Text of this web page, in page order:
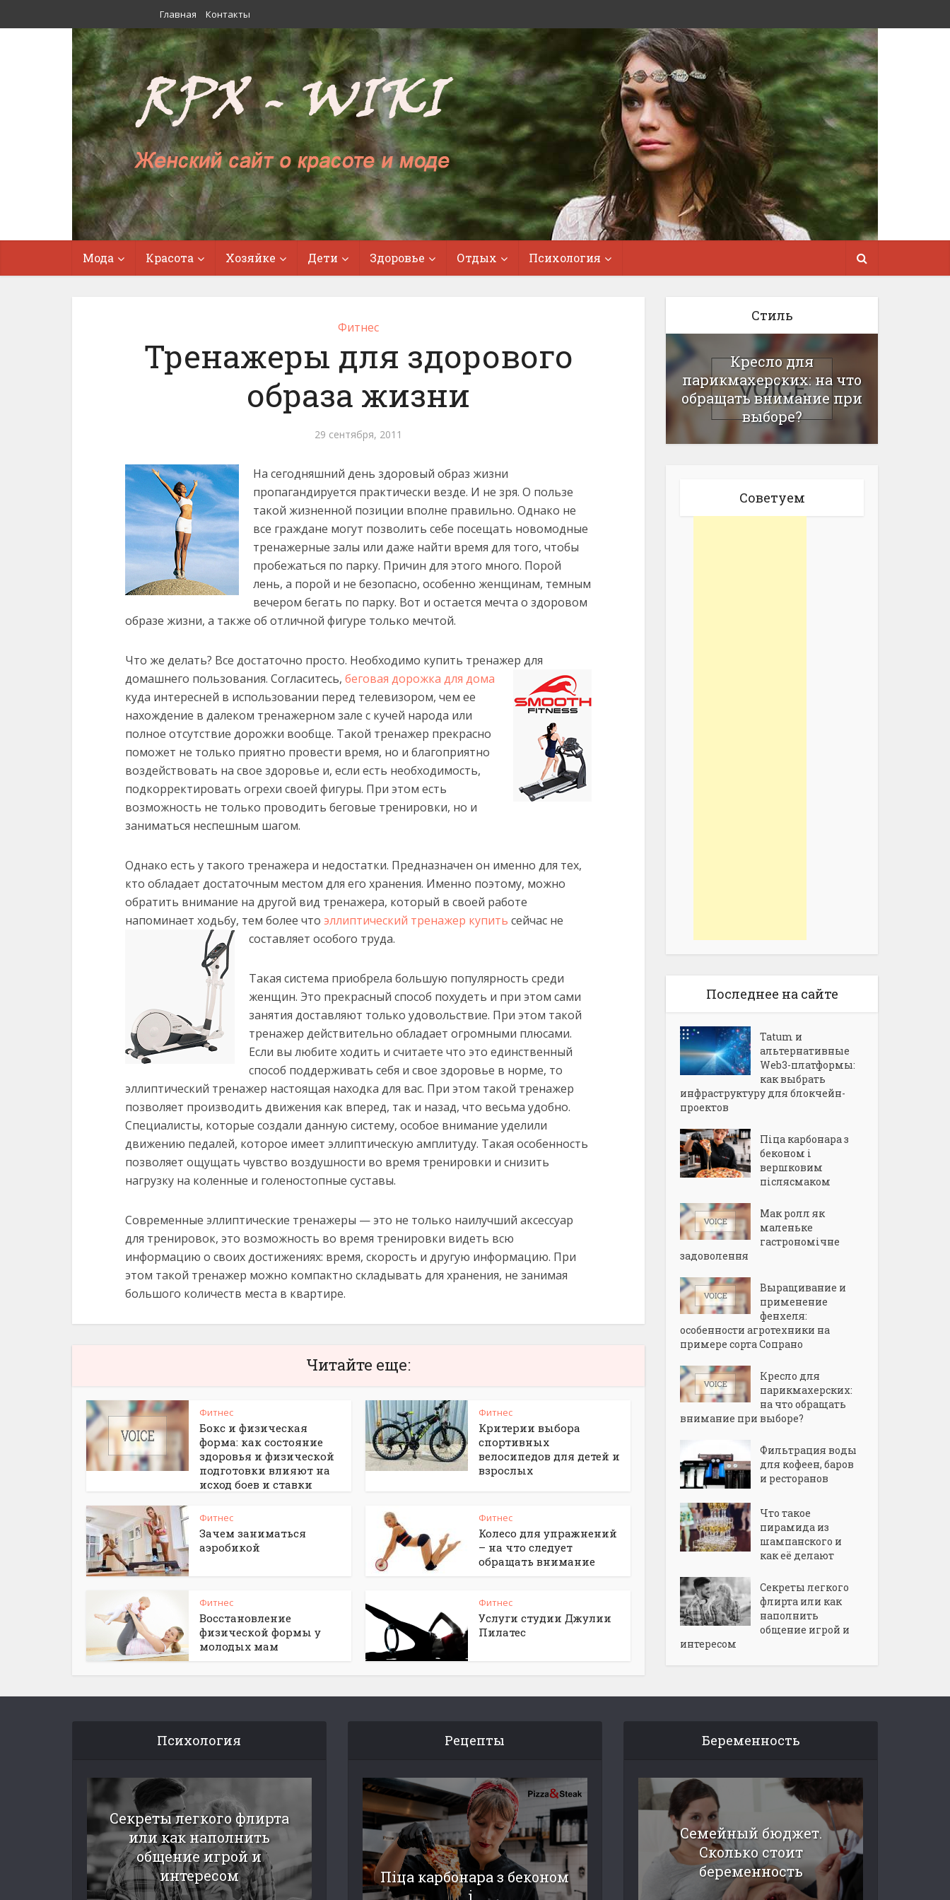
Главная Контакты
Мода Красота Хозяйке Дети Здоровье Отдых Психология
Фитнес
Тренажеры для здорового
образа жизни
29 сентября, 2011
На сегодняшний день здоровый образ жизни
пропагандируется практически везде. И не зря. О пользе
такой жизненной позиции вполне правильно. Однако не
все граждане могут позволить себе посещать новомодные
тренажерные залы или даже найти время для того, чтобы
пробежаться по парку. Причин для этого много. Порой
лень, а порой и не безопасно, особенно женщинам, темным
вечером бегать по парку. Вот и остается мечта о здоровом
образе жизни, а также об отличной фигуре только мечтой.
Что же делать? Все достаточно просто. Необходимо купить тренажер для
домашнего пользования. Согласитесь, беговая дорожка для дома
куда интересней в использовании перед телевизором, чем ее
нахождение в далеком тренажерном зале с кучей народа или
полное отсутствие дорожки вообще. Такой тренажер прекрасно
поможет не только приятно провести время, но и благоприятно
воздействовать на свое здоровье и, если есть необходимость,
подкорректировать огрехи своей фигуры. При этом есть
возможность не только проводить беговые тренировки, но и
заниматься неспешным шагом.
Однако есть у такого тренажера и недостатки. Предназначен он именно для тех,
кто обладает достаточным местом для его хранения. Именно поэтому, можно
обратить внимание на другой вид тренажера, который в своей работе
напоминает ходьбу, тем более что эллиптический тренажер купить сейчас не
составляет особого труда.
Такая система приобрела большую популярность среди
женщин. Это прекрасный способ похудеть и при этом сами
занятия доставляют только удовольствие. При этом такой
тренажер действительно обладает огромными плюсами.
Если вы любите ходить и считаете что это единственный
способ поддерживать себя и свое здоровье в норме, то
эллиптический тренажер настоящая находка для вас. При этом такой тренажер
позволяет производить движения как вперед, так и назад, что весьма удобно.
Специалисты, которые создали данную систему, особое внимание уделили
движению педалей, которое имеет эллиптическую амплитуду. Такая особенность
позволяет ощущать чувство воздушности во время тренировки и снизить
нагрузку на коленные и голеностопные суставы.
Современные эллиптические тренажеры — это не только наилучший аксессуар
для тренировок, это возможность во время тренировки видеть всю
информацию о своих достижениях: время, скорость и другую информацию. При
этом такой тренажер можно компактно складывать для хранения, не занимая
большого количеств места в квартире.
Читайте еще:
Фитнес
Бокс и физическая
форма: как состояние
здоровья и физической
подготовки влияют на
исход боев и ставки
Фитнес
Критерии выбора
спортивных
велосипедов для детей и
взрослых
Фитнес
Зачем заниматься
аэробикой
Фитнес
Колесо для упражнений
– на что следует
обращать внимание
Фитнес
Восстановление
физической формы у
молодых мам
Фитнес
Услуги студии Джулии
Пилатес
Стиль
Кресло для
парикмахерских: на что
обращать внимание при
выборе?
Советуем
Последнее на сайте
Tatum и
альтернативные
Web3-платформы:
как выбрать
инфраструктуру для блокчейн-
проектов
Піца карбонара з
беконом і
вершковим
післясмаком
Мак ролл як
маленьке
гастрономічне
задоволення
Выращивание и
применение
фенхеля:
особенности агротехники на
примере сорта Сопрано
Кресло для
парикмахерских:
на что обращать
внимание при выборе?
Фильтрация воды
для кофеен, баров
и ресторанов
Что такое
пирамида из
шампанского и
как её делают
Секреты легкого
флирта или как
наполнить
общение игрой и
интересом
Психология
Секреты легкого флирта
или как наполнить
общение игрой и
интересом
Рецепты
Піца карбонара з беконом
і...
Беременность
Семейный бюджет.
Сколько стоит
беременность